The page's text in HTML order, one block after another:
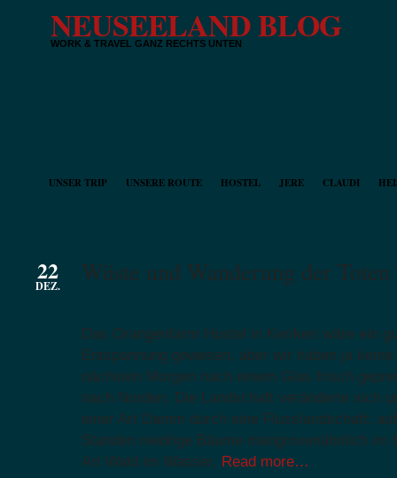
NEUSEELAND BLOG
WORK & TRAVEL GANZ RECHTS UNTEN
UNSER TRIP UNSERE ROUTE HOSTEL JERE CLAUDI
22
DEZ. Wüste und Wanderung der Toten
Das Orangenfarm Hostel in Kerikeri wäre ein
Entspannung gewesen, aber wir haben ja
nächsten Morgen nach einem Glas frisch
nach Norden. Die Landschaft veränderte sich
einer Art Damm durch eine Flusslandschaft:
Standen niedrige Bäume mangrovenähnlich im
Art Wald im Wasser. Read more…